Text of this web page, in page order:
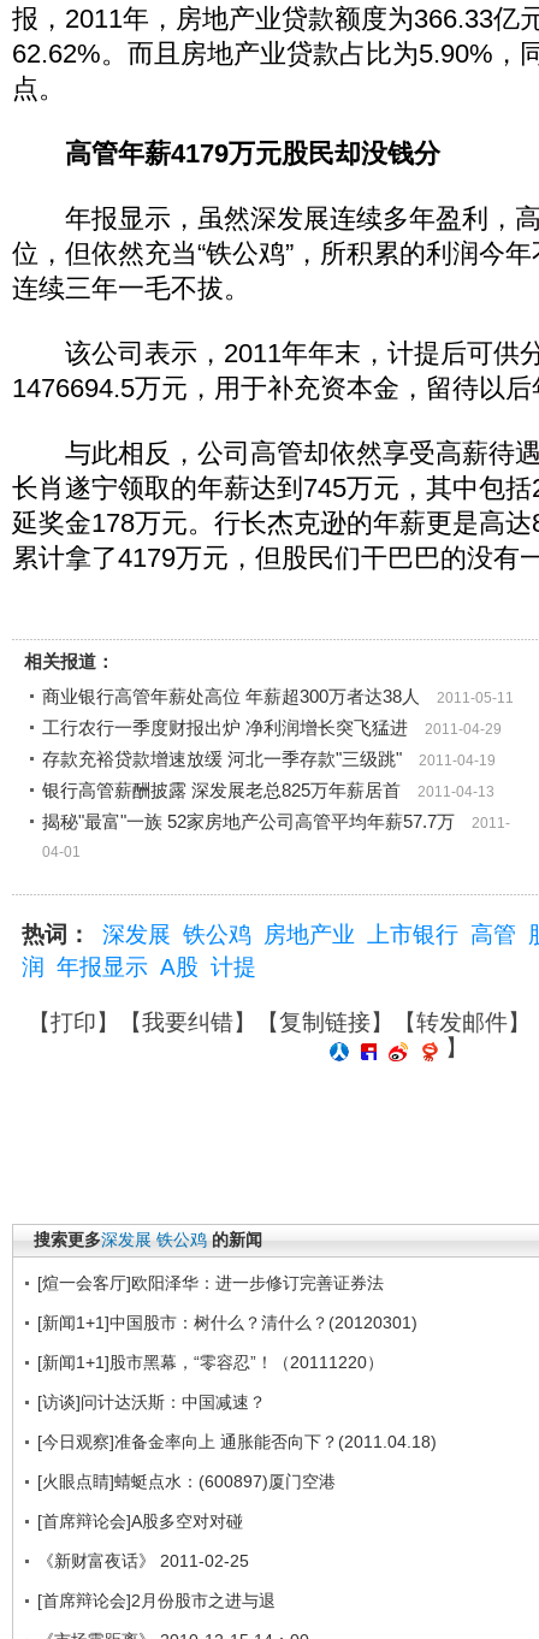
报，2011年，房地产业贷款额度为366.33亿
62.62%。而且房地产业贷款占比为5.90%，
点。
高管年薪4179万元股民却没钱分
年报显示，虽然深发展连续多年盈利，
位，但依然充当“铁公鸡”，所积累的利润今
连续三年一毛不拔。
该公司表示，2011年年末，计提后可供
1476694.5万元，用于补充资本金，留待以
与此相反，公司高管却依然享受高薪待
长肖遂宁领取的年薪达到745万元，其中包
延奖金178万元。行长杰克逊的年薪更是高
累计拿了4179万元，但股民们干巴巴的没有
相关报道：
商业银行高管年薪处高位 年薪超300万者达38人
2011-05-11
工行农行一季度财报出炉 净利润增长突飞猛进 2011-04-29
存款充裕贷款增速放缓 河北一季存款"三级跳" 2011-04-19
银行高管薪酬披露 深发展老总825万年薪居首 2011-04-13
揭秘"最富"一族 52家房地产公司高管平均年薪57.7万 2011-
04-01
热词： 深发展 铁公鸡 房地产业 上市银行 高管
润
年报显示 A股 计提
【打印】【我要纠错】【复制链接】【转发邮件】
】
搜索更多深发展 铁公鸡 的新闻
[煊一会客厅]欧阳泽华：进一步修订完善证券法
[新闻1+1]中国股市：树什么？清什么？(20120301)
[新闻1+1]股市黑幕，“零容忍”！（20111220）
[访谈]问计达沃斯：中国减速？
[今日观察]准备金率向上 通胀能否向下？(2011.04.18)
[火眼点睛]蜻蜓点水：(600897)厦门空港
[首席辩论会]A股多空对对碰
《新财富夜话》 2011-02-25
[首席辩论会]2月份股市之进与退